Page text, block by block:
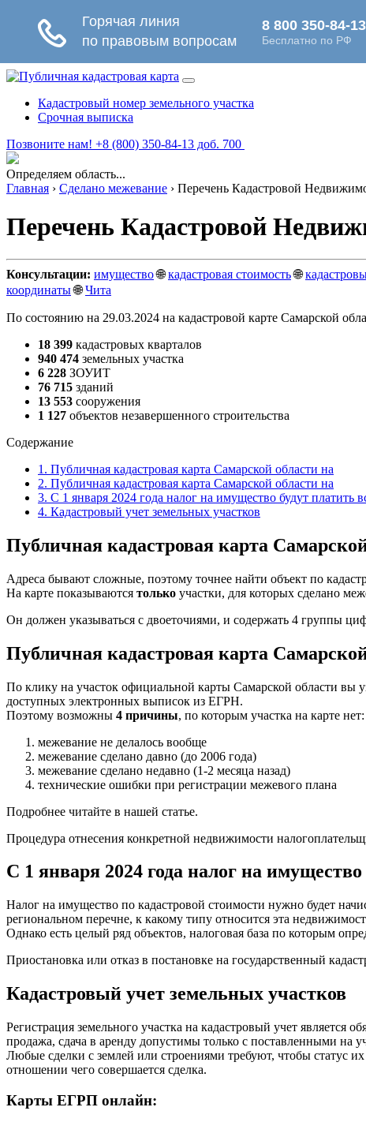
Кадастровый номер земельного участка
Срочная выписка
Позвоните нам! +8 (800) 350-84-13 доб. 700
Определяем область...
Главная › Сделано межевание › Перечень Кадастровой
Перечень Кадастровой
Консультации: имущество🌐кадастровая стоимость🌐
координаты🌐Чита
По состоянию на 29.03.2024 на кадастровой карте Самарской
18 399 кадастровых кварталов
940 474 земельных участка
6 228 ЗОУИТ
76 715 зданий
13 553 сооружения
1 127 объектов незавершенного строительства
Содержание
1. Публичная кадастровая карта Самарской области на
2. Публичная кадастровая карта Самарской области на
3. С 1 января 2024 года налог на имущество будут платить
4. Кадастровый учет земельных участков
Публичная кадастровая карта
Адреса бывают сложные, поэтому точнее найти объект по
На карте показываются только участки, для которых сделано
Он должен указываться с двоеточиями, и содержать 4 группы
Публичная кадастровая карта
По клику на участок официальной карты Самарской области вы
доступных электронных выписок из ЕГРН.
Поэтому возможны 4 причины, по которым участка на карте нет:
межевание не делалось вообще
межевание сделано давно (до 2006 года)
межевание сделано недавно (1-2 месяца назад)
технические ошибки при регистрации межевого плана
Подробнее читайте в нашей статье.
Процедура отнесения конкретной недвижимости
С 1 января 2024 года налог на имущество
Налог на имущество по кадастровой стоимости нужно будет
региональном перечне, к какому типу относится эта
Однако есть целый ряд объектов, налоговая база по которым
Приостановка или отказ в постановке на государственный
Кадастровый учет земельных участков
Регистрация земельного участка на кадастровый учет
продажа, сдача в аренду допустимы только с поставленными на
Любые сделки с землей или строениями требуют, чтобы статус
отношении чего совершается сделка.
Карты ЕГРП онлайн: